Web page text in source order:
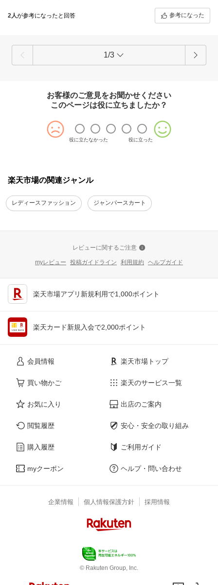
2人が参考になったと回答 参考になった
1/3
お客様のご意見をお聞かせください
このページは役に立ちましたか？
役に立たなかった 役に立った
楽天市場の関連ジャンル
レディースファッション ジャンパースカート
レビューに関するご注意
myレビュー 投稿ガイドライン 利用規約 ヘルプガイド
楽天市場アプリ新規利用で1,000ポイント
楽天カード新規入会で2,000ポイント
会員情報
買い物かご
お気に入り
閲覧履歴
購入履歴
myクーポン
楽天市場トップ
楽天のサービス一覧
出店のご案内
安心・安全の取り組み
ご利用ガイド
ヘルプ・問い合わせ
企業情報 個人情報保護方針 採用情報
© Rakuten Group, Inc.